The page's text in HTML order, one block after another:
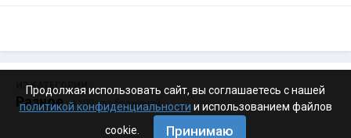
ИЗ КАТЕГОРИИ:
Разное · 4 199 изображений
Продолжая использовать сайт, вы соглашаетесь с нашей
политикой конфиденциальности и использованием файлов
cookie.
Принимаю